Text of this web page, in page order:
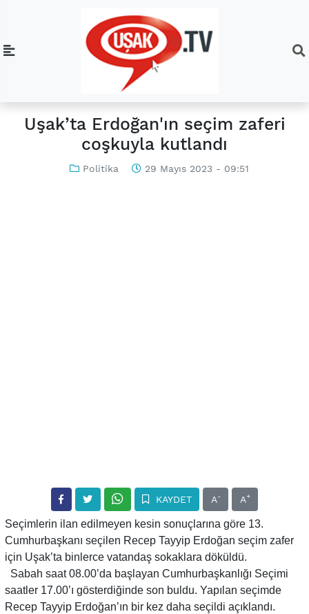
Uşak’ta Erdoğan'ın seçim zaferi
coşkuyla kutlandı
Politika 29 Mayıs 2023 - 09:51
KAYDET A- A+
Seçimlerin ilan edilmeyen kesin sonuçlarına göre 13.
Cumhurbaşkanı seçilen Recep Tayyip Erdoğan seçim zafer
için Uşak’ta binlerce vatandaş sokaklara döküldü.
Sabah saat 08.00’da başlayan Cumhurbaşkanlığı Seçimi
saatler 17.00’ı gösterdiğinde son buldu. Yapılan seçimde
Recep Tayyip Erdoğan’ın bir kez daha seçildi açıklandı.